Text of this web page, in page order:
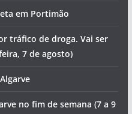
em Portimão
tráfico de droga. Vai ser
7 de agosto)
no fim de semana (7 a 9